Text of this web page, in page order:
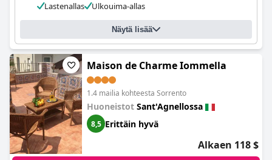
Lastenallas
Ulkouima-allas
Näytä lisää
Maison de Charme Iommella
1.4 mailia kohteesta Sorrento
Huoneistot Sant'Agnellossa
8,5 Erittäin hyvä
Alkaen 118 $